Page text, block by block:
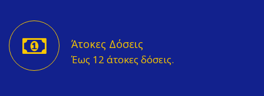
Άτοκες Δόσεις
Έως 12 άτοκες δόσεις.